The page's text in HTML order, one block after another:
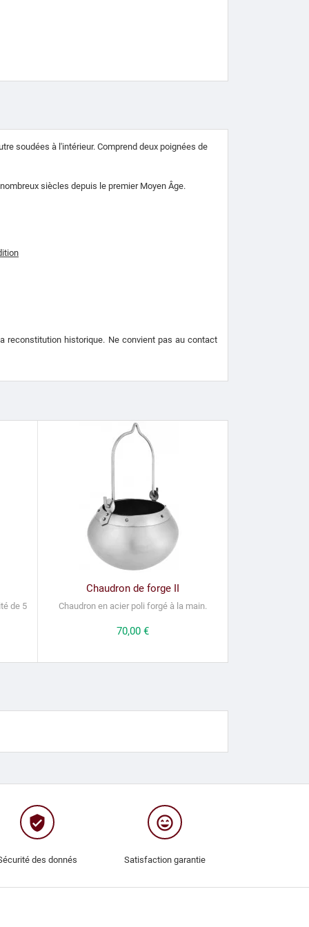
soudées à l'intérieur. Comprend deux poignées de
siècles depuis le premier Moyen Âge.
reconstitution historique. Ne convient pas au contact
de 5
Chaudron de forge II
Chaudron en acier poli forgé à la main.
Prix
70,00 €
verified_user
des donnés
sentiment_very_satisfied
Satisfaction garantie